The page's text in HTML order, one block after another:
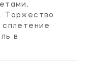
Торжество
в